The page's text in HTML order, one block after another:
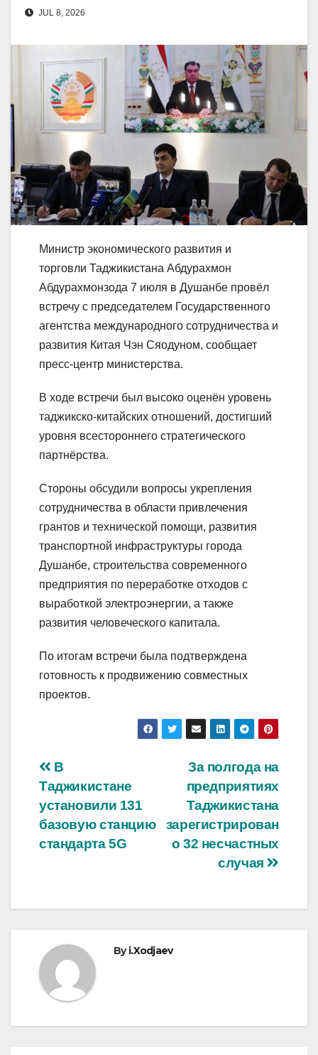
JUL 8, 2026
Министр экономического развития и
торговли Таджикистана Абдурахмон
Абдурахмонзода 7 июля в Душанбе провёл
встречу с председателем Государственного
агентства международного сотрудничества и
развития Китая Чэн Сяодуном, сообщает
пресс-центр министерства.
В ходе встречи был высоко оценён уровень
таджикско-китайских отношений, достигший
уровня всестороннего стратегического
партнёрства.
Стороны обсудили вопросы укрепления
сотрудничества в области привлечения
грантов и технической помощи, развития
транспортной инфраструктуры города
Душанбе, строительства современного
предприятия по переработке отходов с
выработкой электроэнергии, а также
развития человеческого капитала.
По итогам встречи была подтверждена
готовность к продвижению совместных
проектов.
Post
navigation
За полгода на
предприятиях
Таджикистана
зарегистрирован
о 32 несчастных
случая
В
Таджикистане
установили 131
базовую станцию
стандарта 5G
Byi.Xodjaev